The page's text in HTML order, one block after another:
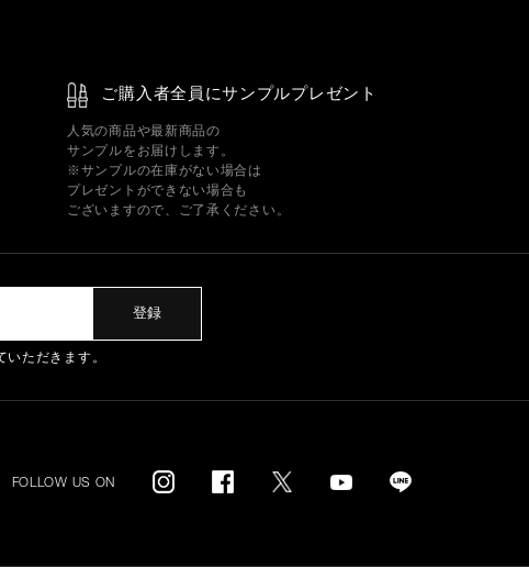
ご購入者全員にサンプルプレゼント
人気の商品や最新商品の
サンプルをお届けします。
※サンプルの在庫がない場合は
プレゼントができない場合も
ございますので、ご了承ください。
登録
ただきます。
FOLLOW US ON